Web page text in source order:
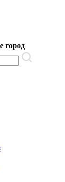
город